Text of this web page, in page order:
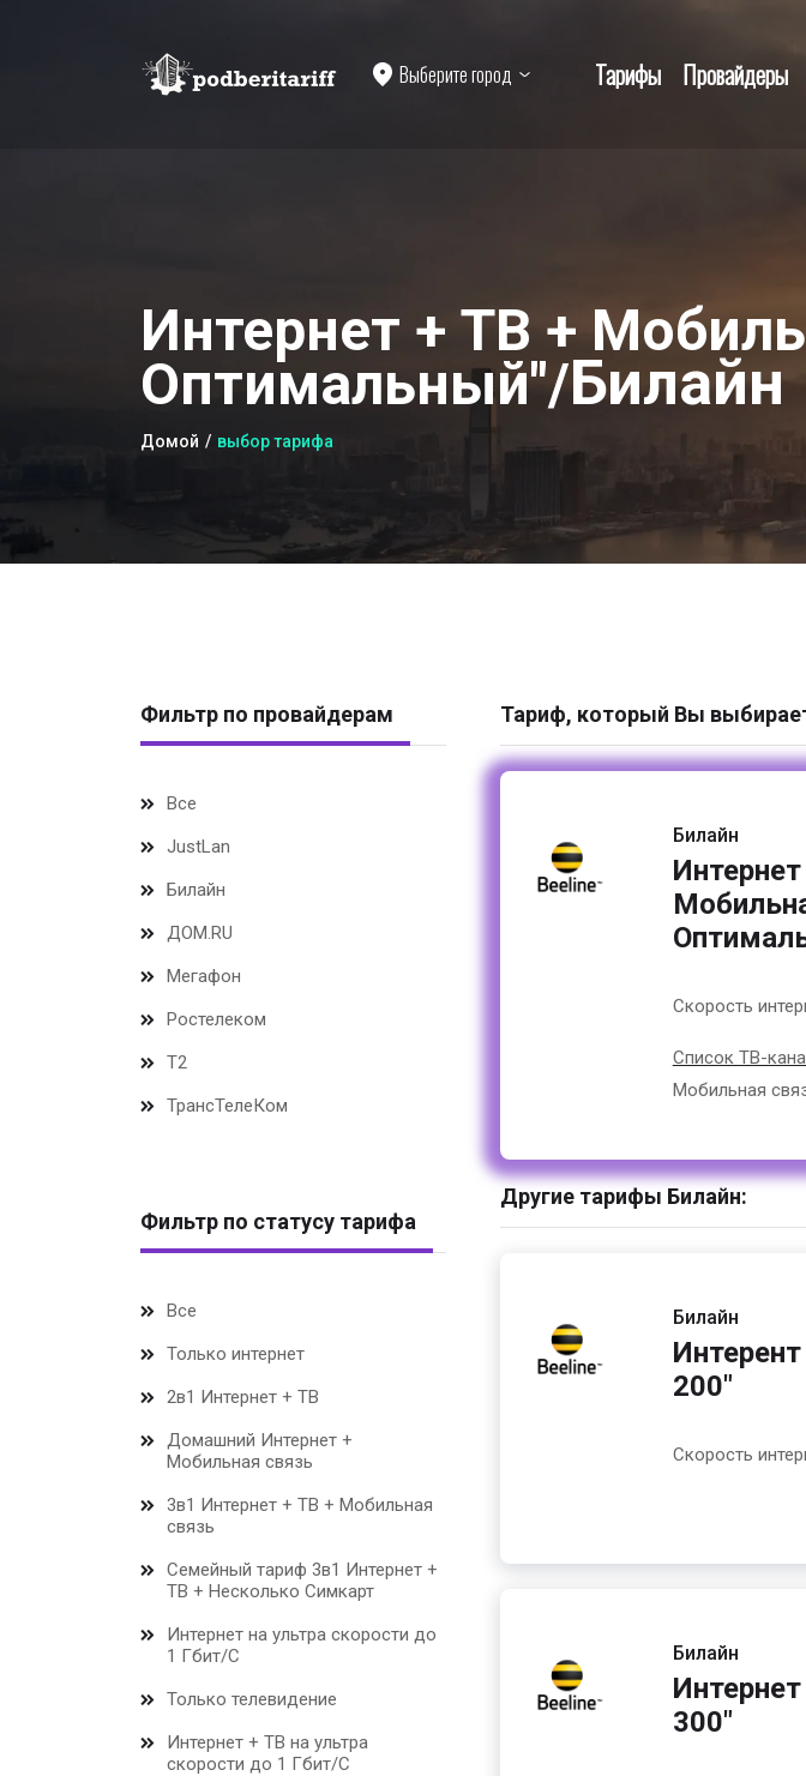
Выберите город Тарифы Провайдеры
Интернет + ТВ +
Оптимальный"/Билайн
Домой выбор тарифа
Фильтр по провайдерам
Все
JustLan
Билайн
ДОМ.RU
Мегафон
Ростелеком
Т2
ТрансТелеКом
Фильтр по статусу тарифа
Все
Только интернет
2в1 Интернет + ТВ
Домашний Интернет +
Мобильная связь
3в1 Интернет + ТВ + Мобильная
связь
Семейный тариф 3в1 Интернет +
ТВ + Несколько Симкарт
Интернет на ультра скорости до
1 Гбит/С
Только телевидение
Интернет + ТВ на ультра
скорости до 1 Гбит/С
Тариф, который Вы
Билайн
Скорость
Список ТВ-
Мобильная
Другие тарифы Билайн:
Билайн
200"
Скорость
Билайн
300"